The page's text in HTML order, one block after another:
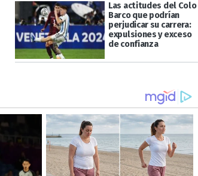
Las actitudes del Colo
Barco que podrían
perjudicar su carrera:
expulsiones y exceso
de confianza